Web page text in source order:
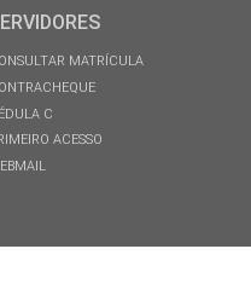
MATRÍCULA
C
ACESSO